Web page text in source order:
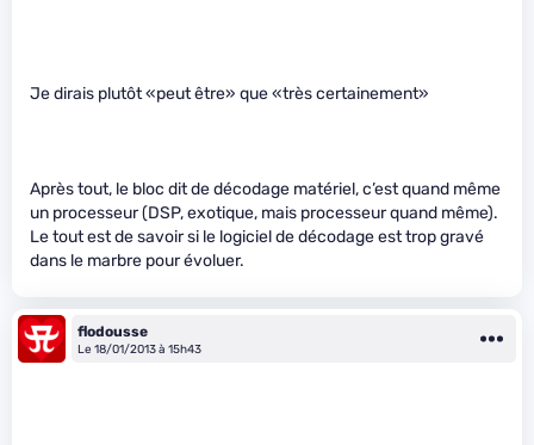
Je dirais plutôt «peut être» que «très certainement»
Après tout, le bloc dit de décodage matériel, c’est quand même
un processeur (DSP, exotique, mais processeur quand même).
Le tout est de savoir si le logiciel de décodage est trop gravé
dans le marbre pour évoluer.
flodousse
Le 18/01/2013 à 15h43